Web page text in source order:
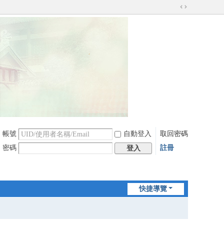
切
帳號 自動登入
取回密碼
密碼
登入 註冊
快捷導覽